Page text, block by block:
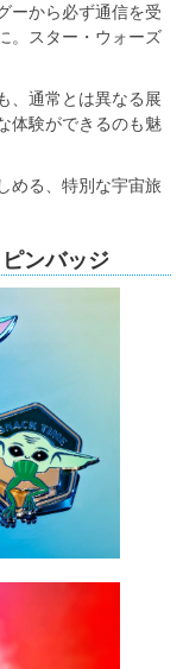
ーから必ず通信を受
。スター・ウォーズ
、通常とは異なる展
体験ができるのも魅
める、特別な宇宙旅
ンバッジ